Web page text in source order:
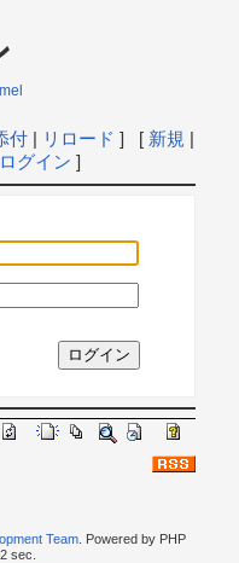
付| リロード ] [ 新規 |
ログイン ]
Team. Powered by PHP
sec.